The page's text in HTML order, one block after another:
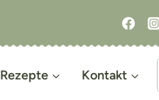
Rezepte Kontakt